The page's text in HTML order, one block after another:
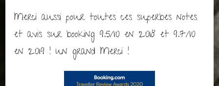
Merci aussi pour toutes ces superbes notes
et avis sur booking 9.5/10 en 2018 et 9.7/10
en 2019 ! un grand Merci !